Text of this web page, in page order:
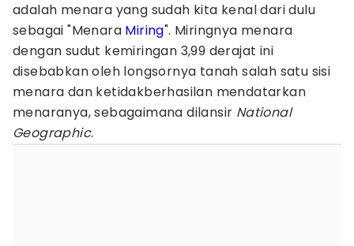
adalah menara yang sudah kita kenal dari dulu
sebagai "Menara Miring". Miringnya menara
dengan sudut kemiringan 3,99 derajat ini
disebabkan oleh longsornya tanah salah satu sisi
menara dan ketidakberhasilan mendatarkan
menaranya, sebagaimana dilansir National
Geographic.